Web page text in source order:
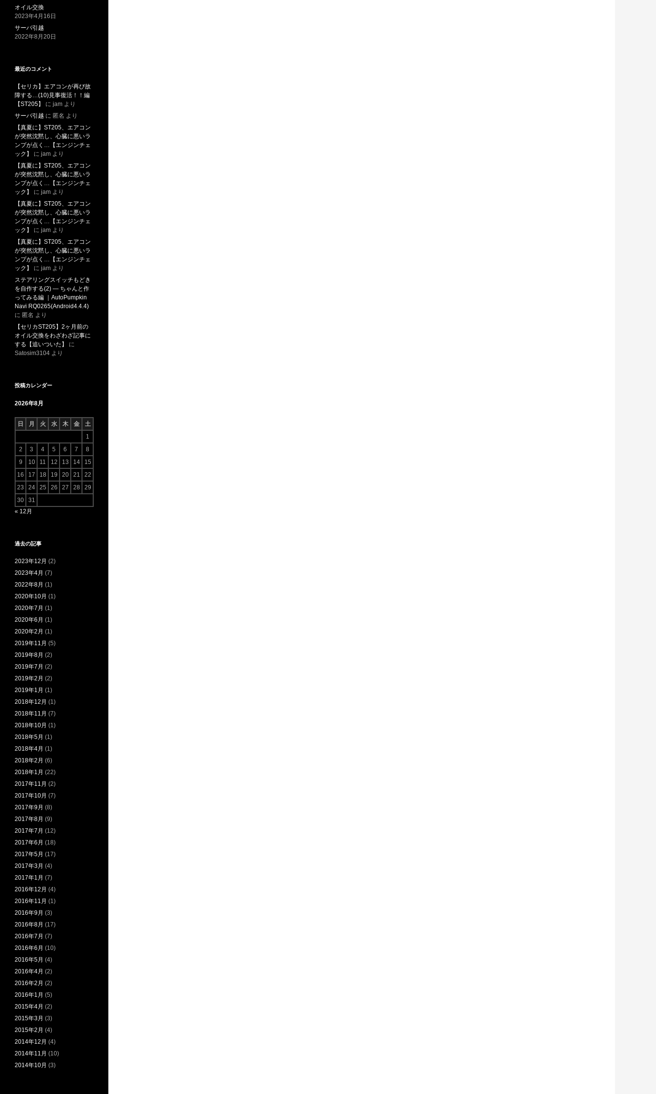
オイル交換
2023年4月16日
サーバ引越
2022年8月20日
最近のコメント
【セリカ】エアコンが再び故
障する…(10)見事復活！！編
【ST205】
に jam より
サーバ引越 に 匿名 より
【真夏に】ST205、エアコン
が突然沈黙し、心臓に悪いラ
ンプが点く…【エンジンチェ
ック】
に jam より
【真夏に】ST205、エアコン
が突然沈黙し、心臓に悪いラ
ンプが点く…【エンジンチェ
ック】
に jam より
【真夏に】ST205、エアコン
が突然沈黙し、心臓に悪いラ
ンプが点く…【エンジンチェ
ック】
に jam より
【真夏に】ST205、エアコン
が突然沈黙し、心臓に悪いラ
ンプが点く…【エンジンチェ
ック】
に jam より
ステアリングスイッチもどき
を自作する(2) ― ちゃんと作
ってみる編 ｜AutoPumpkin
Navi RQ0265(Android4.4.4)
に 匿名 より
【セリカST205】2ヶ月前の
オイル交換をわざわざ記事に
する【追いついた】
に
Satosim3104 より
投稿カレンダー
2026年8月
日 月 火 水 木 金
土
1
2
3 4 5 6 7
8
9
10 11 12 13 14
15
16
17 18 19 20 21
22
23
24 25 26 27 28
29
30
31
« 12月
過去の記事
2023年12月 (2)
2023年4月 (7)
2022年8月 (1)
2020年10月 (1)
2020年7月 (1)
2020年6月 (1)
2020年2月 (1)
2019年11月 (5)
2019年8月 (2)
2019年7月 (2)
2019年2月 (2)
2019年1月 (1)
2018年12月 (1)
2018年11月 (7)
2018年10月 (1)
2018年5月 (1)
2018年4月 (1)
2018年2月 (6)
2018年1月 (22)
2017年11月 (2)
2017年10月 (7)
2017年9月 (8)
2017年8月 (9)
2017年7月 (12)
2017年6月 (18)
2017年5月 (17)
2017年3月 (4)
2017年1月 (7)
2016年12月 (4)
2016年11月 (1)
2016年9月 (3)
2016年8月 (17)
2016年7月 (7)
2016年6月 (10)
2016年5月 (4)
2016年4月 (2)
2016年2月 (2)
2016年1月 (5)
2015年4月 (2)
2015年3月 (3)
2015年2月 (4)
2014年12月 (4)
2014年11月 (10)
2014年10月 (3)